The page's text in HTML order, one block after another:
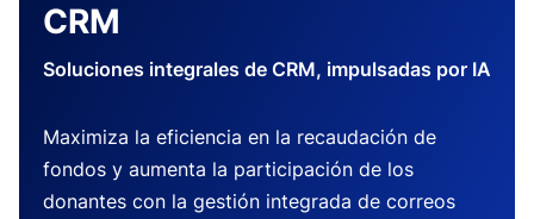
CRM
Soluciones integrales de CRM, impulsadas por IA
Maximiza la eficiencia en la recaudación de
fondos y aumenta la participación de los
donantes con la gestión integrada de correos